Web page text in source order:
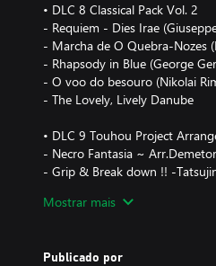
• DLC 8 Classical Pack Vol. 2
- Requiem - Dies Irae
- Marcha de O Quebra-Nozes
- Rhapsody in Blue (George
- O voo do besouro (Nikolai
- The Lovely, Lively Danube
• DLC 9 Touhou Project
- Necro Fantasia ~
- Grip & Break down !! -
- Akeboshi Rockets (Touhou
- Tales of Berseria Medley
Mostrar mais
Publicado por